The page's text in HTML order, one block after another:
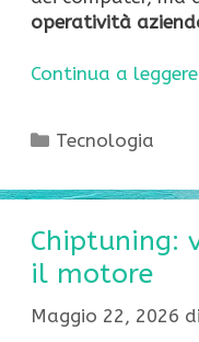
operatività
Continua a leggere
Categorie
Tecnologia
Chiptuning:
il motore
Maggio 22, 2026 di